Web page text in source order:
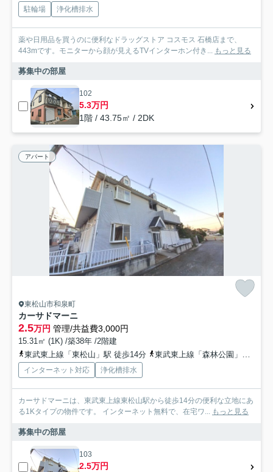
駐輪場 浄化槽排水
薬や日用品を買うのに便利なドラッグストア コスモス 石橋店まで、
443mです。モニターから顔が見えるTVインターホン付き... もっと見る
募集中の部屋
102
5.3万円
1階 / 43.75㎡ / 2DK
アパート
東松山市和泉町
カーサドマーニ
2.5万円 管理/共益費3,000円
15.31㎡ (1K) /築38年 /2階建
東武東上線「東松山」駅 徒歩14分
東武東上線「森林公園」駅 徒歩31分
インターネット対応 浄化槽排水
カーサドマーニは、東武東上線東松山駅から徒歩14分の便利な立地にあ
る1Kタイプの物件です。 インターネット無料で、在宅ワ... もっと見る
募集中の部屋
103
2.5万円